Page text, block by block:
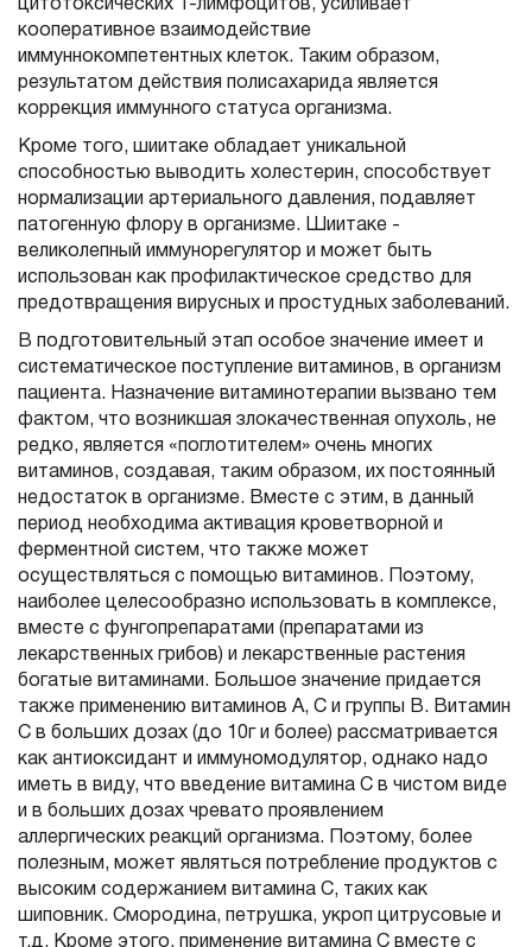
цитотоксических Т-лимфоцитов, усиливает
кооперативное взаимодействие
иммуннокомпетентных клеток. Таким образом,
результатом действия полисахарида является
коррекция иммунного статуса организма.
Кроме того, шиитаке обладает уникальной
способностью выводить холестерин, способствует
нормализации артериального давления, подавляет
патогенную флору в организме. Шиитаке -
великолепный иммунорегулятор и может быть
использован как профилактическое средство для
предотвращения вирусных и простудных заболеваний.
В подготовительный этап особое значение имеет и
систематическое поступление витаминов, в организм
пациента. Назначение витаминотерапии вызвано тем
фактом, что возникшая злокачественная опухоль, не
редко, является «поглотителем» очень многих
витаминов, создавая, таким образом, их постоянный
недостаток в организме. Вместе с этим, в данный
период необходима активация кроветворной и
ферментной систем, что также может
осуществляться с помощью витаминов. Поэтому,
наиболее целесообразно использовать в комплексе,
вместе с фунгопрепаратами (препаратами из
лекарственных грибов) и лекарственные растения
богатые витаминами. Большое значение придается
также применению витаминов А, С и группы В. Витамин
С в больших дозах (до 10г и более) рассматривается
как антиоксидант и иммуномодулятор, однако надо
иметь в виду, что введение витамина С в чистом виде
и в больших дозах чревато проявлением
аллергических реакций организма. Поэтому, более
полезным, может являться потребление продуктов с
высоким содержанием витамина С, таких как
шиповник. Смородина, петрушка, укроп цитрусовые и
т.д. Кроме этого, применение витамина С вместе с